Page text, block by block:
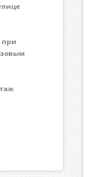
при